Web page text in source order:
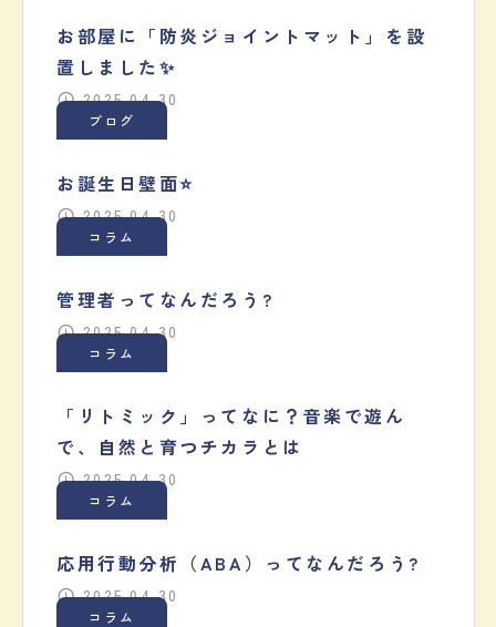
お部屋に「防炎ジョイントマット」を設
置しました✨
2025.04.30
ブログ
お誕生日壁面⭐️
2025.04.30
コラム
管理者ってなんだろう?
2025.04.30
コラム
「リトミック」ってなに？音楽で遊ん
で、自然と育つチカラとは
2025.04.30
コラム
応用行動分析（ABA）ってなんだろう?
2025.04.30
コラム